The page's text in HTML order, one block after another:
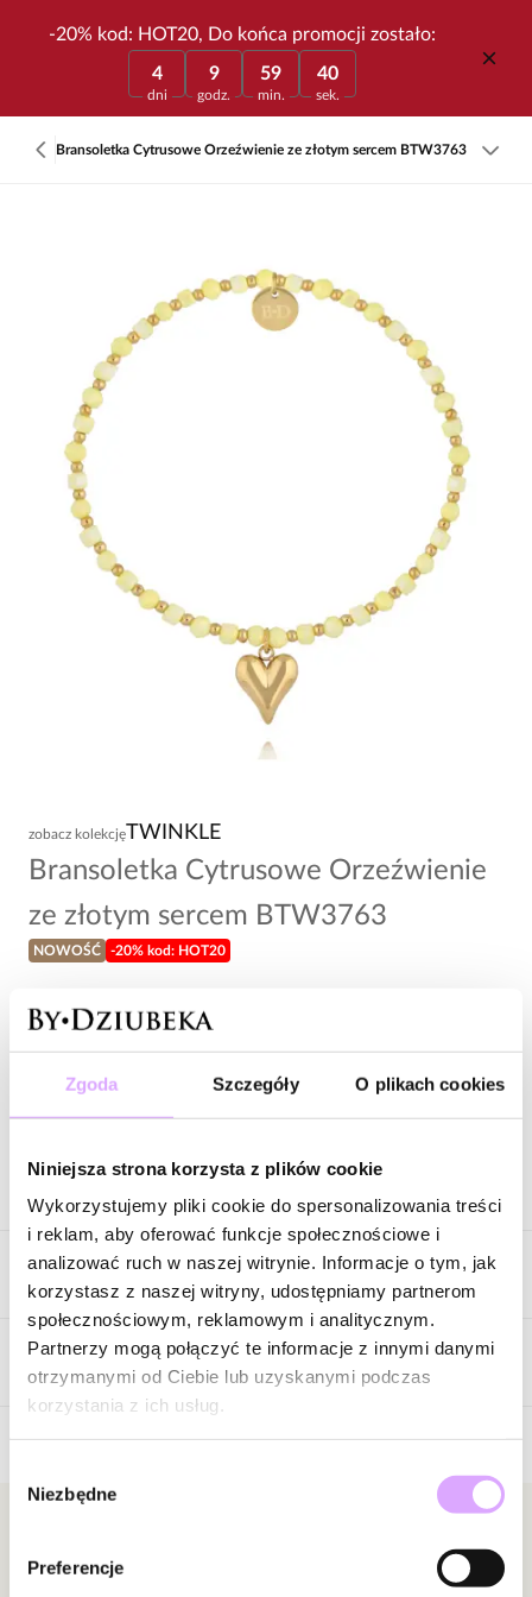
Zgoda Szczegóły O plikach cookies
Niniejsza strona korzysta z plików cookie
Wykorzystujemy pliki cookie do spersonalizowania treści
i reklam, aby oferować funkcje społecznościowe i
analizować ruch w naszej witrynie. Informacje o tym, jak
korzystasz z naszej witryny, udostępniamy partnerom
społecznościowym, reklamowym i analitycznym.
Partnerzy mogą połączyć te informacje z innymi danymi
otrzymanymi od Ciebie lub uzyskanymi podczas
korzystania z ich usług.
zgody
Niezbędne
Preferencje
-20% kod: HOT20, Do końca promocji zostało:
4
dni
9
godz.
59
min.
40
sek.
Bransoletka Cytrusowe Orzeźwienie ze złotym sercem BTW3763
zobacz kolekcjęTWINKLE
Bransoletka Cytrusowe Orzeźwienie
ze złotym sercem BTW3763
NOWOŚĆ -20% kod: HOT20
74,00 zł
Opis produktu
Drobne koraliki w cytrusowych tonach tworzą lekką, harmonijną
kompozycję, którą uzupełniają złote akcenty dodające całości
elegancji i subtelnego blasku. Centralnym elementem bransoletki
jest zawieszka w kształcie serca – ponadczasowy symbol radości,
bliskości i pięknych emocji. Jej gładka, złota forma doskonale
współgra z wyrazistą kolorystyką koralików.
To biżuteria, która przyciąga uwagę świeżością barw i dodaje
cytrynowe odcienie pięknie komponują się z bielą, beżami,
elegancji.
Cechy produktu
Żółty
Kolor metalu złoty
Opinie
Jeszcze nikt nie ocenił tego produktu.
produkcie!
Bądź na bieżąco z nowościami i promocjami!